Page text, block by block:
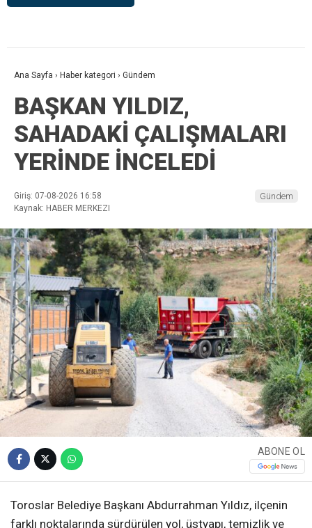
Ana Sayfa › Haber kategori › Gündem
BAŞKAN YILDIZ,
SAHADAKİ ÇALIŞMALARI
YERİNDE İNCELEDİ
Giriş: 07-08-2026 16:58
Kaynak: HABER MERKEZI
Gündem
ABONE OL
Toroslar Belediye Başkanı Abdurrahman Yıldız, ilçenin
farklı noktalarında sürdürülen yol, üstyapı, temizlik ve